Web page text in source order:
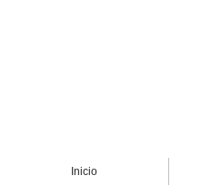
Inicio